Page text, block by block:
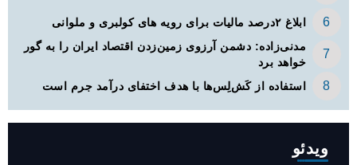
ابلاغ ۲درصد مالیات برای رویه های کولبری و ملوانی
مدنی‌زاده: دشمن آرزوی زمین‌زدن اقتصاد ایران را به گور
خواهد برد
استفاده از کَش‏‌لِس‌‏ها با هدف اختفای درآمد جرم است
ویدئو